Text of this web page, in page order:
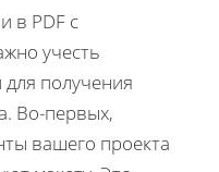
в PDF с
учесть
получения
Во-первых,
вашего проекта